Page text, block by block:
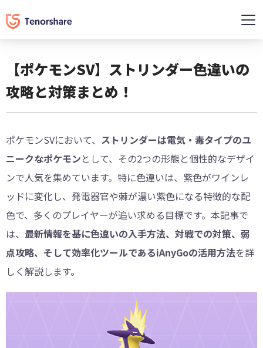
【ポケモンSV】ストリンダー色違いの
攻略と対策まとめ！
ポケモンSVにおいて、 ストリンダーは電気・毒タイプのユ
ニークなポケモンとして、その2つの形態と個性的なデザイ
ンで人気を集めています。特に色違いは、紫色がワインレ
ッドに変化し、発電器官や棘が濃い紫色になる特徴的な配
色で、多くのプレイヤーが追い求める目標です。本記事で
は、 最新情報を基に色違いの入手方法、対戦での対策、弱
点攻略、そして効率化ツールであるiAnyGoの活用方法を詳
しく解説します。